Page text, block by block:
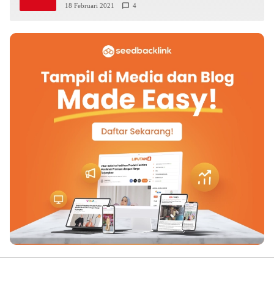
18 Februari 2021 4